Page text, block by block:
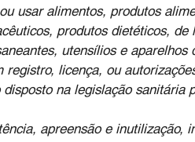
usar alimentos, produtos
produtos dietéticos,
utensílios e
registro, licença, ou
disposto na legislação sanitária
apreensão e inutilização,